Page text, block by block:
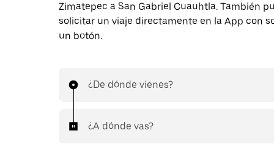
Zimatepec a San Gabriel Cuauhtla. También
solicitar un viaje directamente en la App con
un botón.
¿De dónde vienes?
¿A dónde vas?